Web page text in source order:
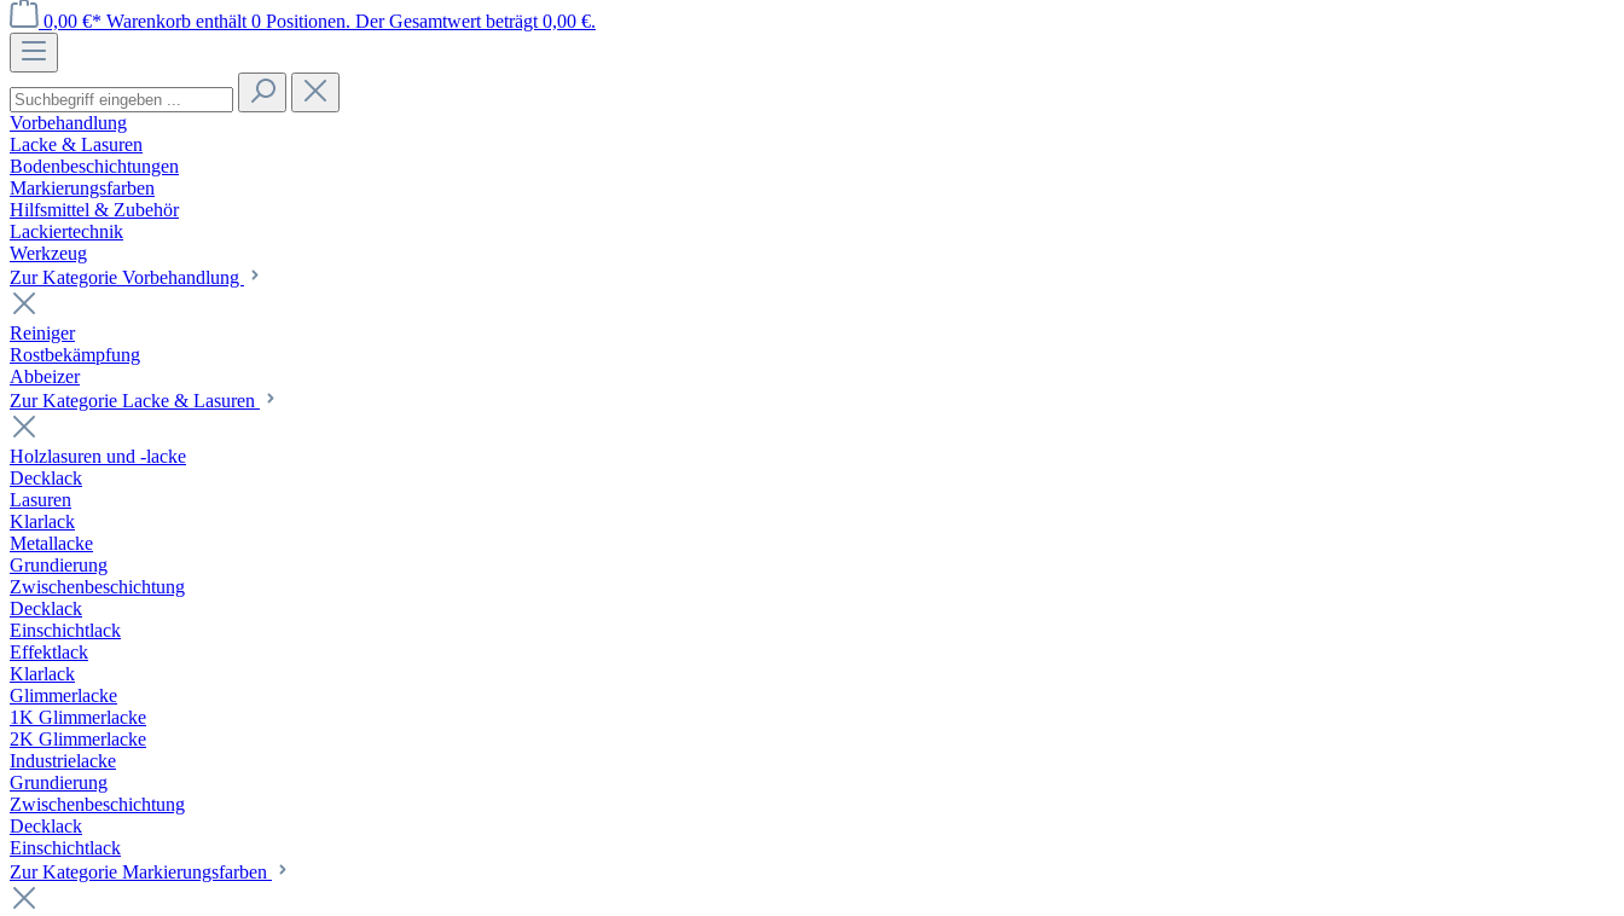
0,00 €* Warenkorb enthält 0 Positionen. Der Gesamtwert beträgt 0,00 €.
Vorbehandlung
Lacke & Lasuren
Bodenbeschichtungen
Markierungsfarben
Hilfsmittel & Zubehör
Lackiertechnik
Werkzeug
Zur Kategorie Vorbehandlung
Reiniger
Rostbekämpfung
Abbeizer
Zur Kategorie Lacke & Lasuren
Holzlasuren und -lacke
Decklack
Lasuren
Klarlack
Metallacke
Grundierung
Zwischenbeschichtung
Decklack
Einschichtlack
Effektlack
Klarlack
Glimmerlacke
1K Glimmerlacke
2K Glimmerlacke
Industrielacke
Grundierung
Zwischenbeschichtung
Decklack
Einschichtlack
Zur Kategorie Markierungsfarben